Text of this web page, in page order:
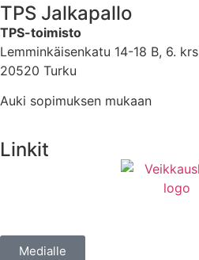
TPS Jalkapallo
TPS-toimisto
Lemminkäisenkatu 14-18 B, 6. krs
20520 Turku
Auki sopimuksen mukaan
Linkit
Medialle